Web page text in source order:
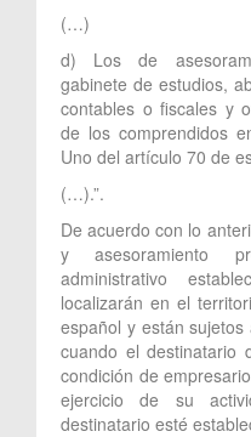
(…)
d) Los de
gabinete de estudios,
contables o fiscales y
de los comprendidos
Uno del artículo 70 de
(…).”.
De acuerdo con lo
y asesoramiento
administrativo
localizarán en el
español y están
cuando el destinatario
condición de
ejercicio de su
destinatario esté